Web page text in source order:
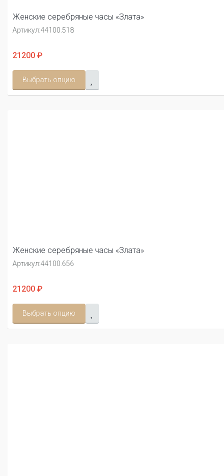
Женские серебряные часы «Злата»
Артикул:44100.518
21200 ₽
Выбрать опцию
Женские серебряные часы «Злата»
Артикул:44100.656
21200 ₽
Выбрать опцию